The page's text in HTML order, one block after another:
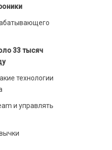
33 тысяч
технологии
и управлять